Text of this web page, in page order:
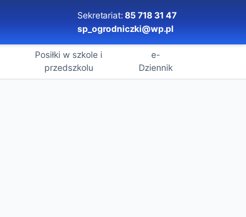
Sekretariat:85 718 31 47
sp_ogrodniczki@wp.pl
Posiłki w szkole i
przedszkolu
e-
Dziennik